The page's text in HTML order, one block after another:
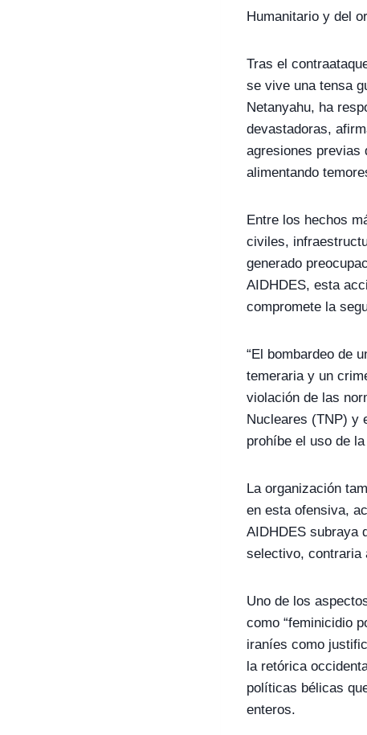
Humanitario y del
Tras el
se vive una tensa
Netanyahu, ha
devastadoras,
agresiones previas
alimentando
Entre los hechos
civiles,
generado
AIDHDES, esta
compromete la
“El bombardeo de
temeraria y un
violación de las
Nucleares (TNP) y
prohíbe el uso de
La organización
en esta ofensiva,
AIDHDES subraya
selectivo, contraria
Uno de los
como “feminicidio
iraníes como
la retórica
políticas bélicas
enteros.